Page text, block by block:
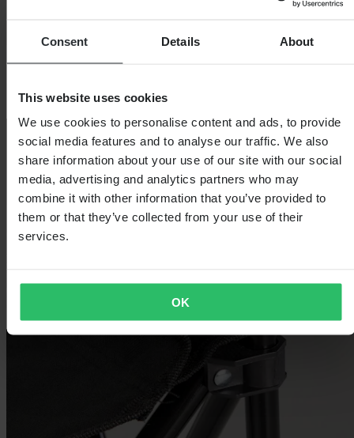
Consent Details About
This website uses cookies
We use cookies to personalise content and ads, to provide
social media features and to analyse our traffic. We also
share information about your use of our site with our social
media, advertising and analytics partners who may
combine it with other information that you’ve provided to
them or that they’ve collected from your use of their
services.
OK